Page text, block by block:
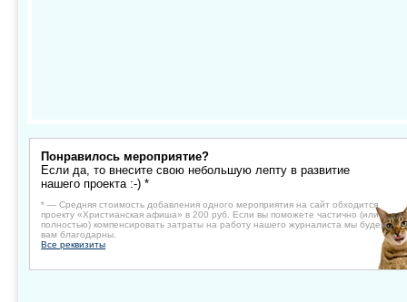
Понравилось мероприятие?
Если да, то внесите свою небольшую лепту в развитие
нашего проекта :-) *
* — Средняя стоимость добавления одного мероприятия на сайт обходится
проекту «Христианская афиша» в 200 руб. Если вы поможете частично (или
полностью) компенсировать затраты на работу нашего журналиста мы будем
вам благодарны.
Все реквизиты